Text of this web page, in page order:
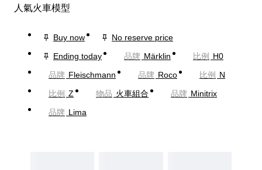
人氣火車模型
Buy now
No reserve price
Ending today
品牌 Märklin 比例
H0
品牌 Fleischmann 品牌 Roco 比例
N
比例 Z 物品 火車組合 品牌 Minitrix
品牌 Lima